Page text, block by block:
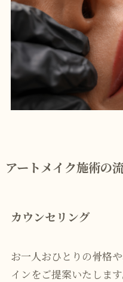
アートメイク施術の
カウンセリング
お一人おひとりの骨格
インをご提案いたします